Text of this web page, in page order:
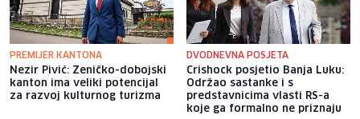
PREMIJER KANTONA
Nezir Pivić: Zeničko-dobojski
kanton ima veliki potencijal
za razvoj kulturnog turizma
DVODNEVNA POSJETA
Crishock posjetio Banja Luku:
Održao sastanke i s
predstavnicima vlasti RS-a
koje ga formalno ne priznaju